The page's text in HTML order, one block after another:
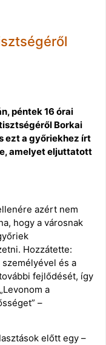
péntek 16 órai
Borkai
ezt a győriekhez írt
amelyet eljuttatott
azért nem
hogy a városnak
Hozzátette:
és a
fejlődését, így
a
–
előtt egy –